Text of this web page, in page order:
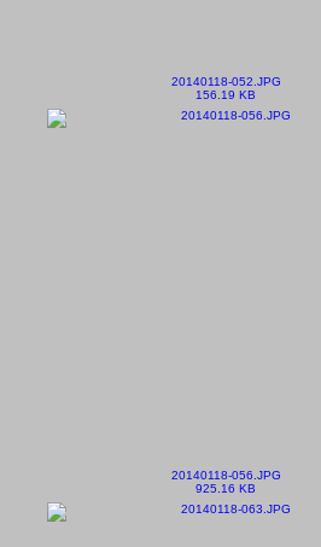
20140118-052.JPG
156.19 KB
20140118-056.JPG
925.16 KB